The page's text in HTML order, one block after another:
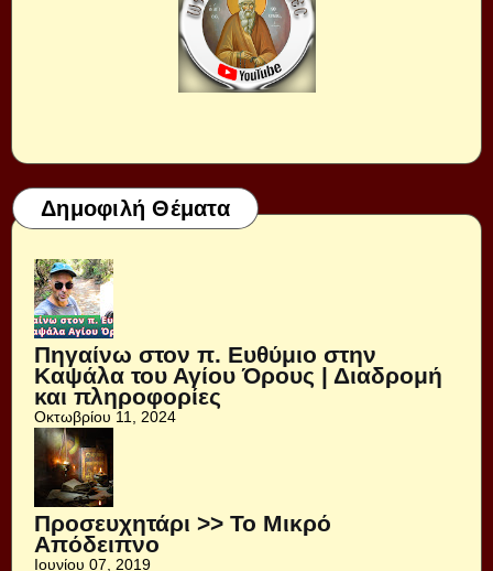
Δημοφιλή Θέματα
Πηγαίνω στον π. Ευθύμιο στην
Καψάλα του Αγίου Όρους | Διαδρομή
και πληροφορίες
Οκτωβρίου 11, 2024
Προσευχητάρι >> Το Μικρό
Απόδειπνο
Ιουνίου 07, 2019